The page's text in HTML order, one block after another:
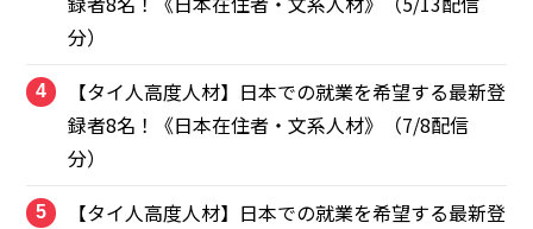
分）
4
【タイ人高度人材】日本での就業を希望する最新登
録者8名！《日本在住者・文系人材》（7/8配信
分）
5
【タイ人高度人材】日本での就業を希望する最新登